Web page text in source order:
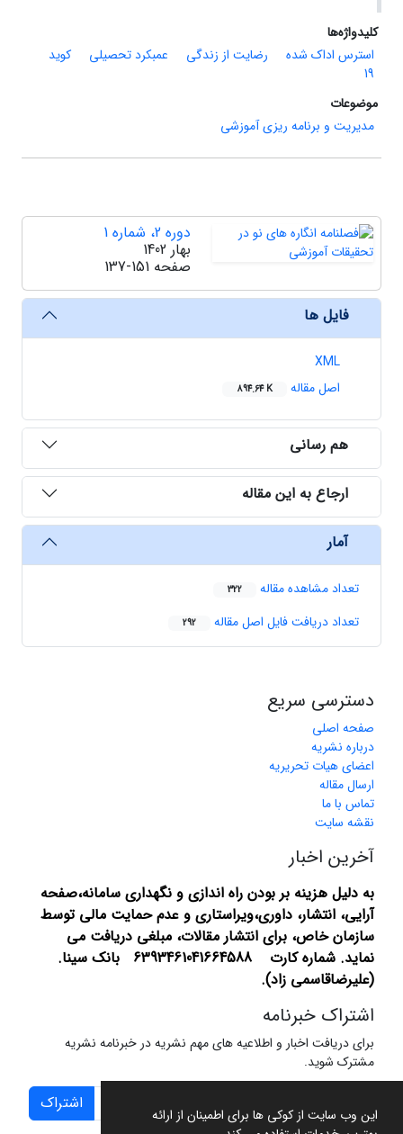
این وب سایت از کوکی ها برای اطمینان از ارائه
کلیدواژه‌ها
استرس اداک شده
رضایت از زندگی عمبکرد تحصیلی
کوید
19
موضوعات
مدیریت و برنامه ریزی آموزشی
دوره 2، شماره 1
بهار 1402
صفحه 137-151
فایل ها
XML
اصل مقاله
894.64 K
هم رسانی
ارجاع به این مقاله
آمار
تعداد مشاهده مقاله 322
تعداد دریافت فایل اصل مقاله 292
دسترسی سریع
صفحه اصلی
درباره نشریه
اعضای هیات تحریریه
ارسال مقاله
تماس با ما
نقشه سایت
آخرین اخبار
به دلیل هزینه بر بودن راه اندازی و نگهداری سامانه،صفحه
آرایی، انتشار، داوری،ویراستاری و عدم حمایت مالی توسط
سازمان خاص، برای انتشار مقالات، مبلغی دریافت می
نماید.
شماره کارت 6393461041664588 بانک سینا.
(علیرضاقاسمی زاد).
اشتراک خبرنامه
برای دریافت اخبار و اطلاعیه های مهم نشریه در خبرنامه نشریه
مشترک شوید.
اشتراک